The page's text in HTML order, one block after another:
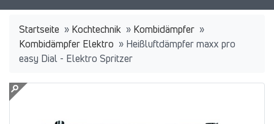
Startseite » Kochtechnik » Kombidämpfer »
Kombidämpfer Elektro » Heißluftdämpfer maxx pro
easy Dial - Elektro Spritzer